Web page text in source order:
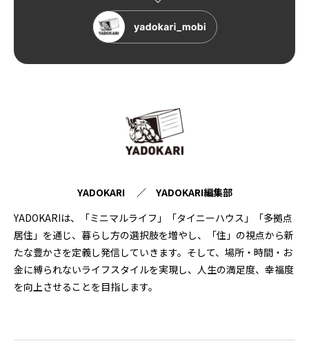
YADOKARI ／ YADOKARI編集部
YADOKARIは、「ミニマルライフ」「タイニーハウス」「多拠点
居住」を通じ、暮らし方の選択肢を増やし、「住」の視点から新
たな豊かさを定義し発信していきます。そして、場所・時間・お
金に縛られないライフスタイルを実現し、人生の満足度、幸福度
を向上させることを目指します。